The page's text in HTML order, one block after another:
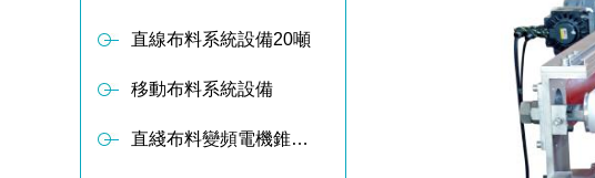
直線布料系統設備20噸
移動布料系統設備
直綫布料變頻電機錐形减速設備